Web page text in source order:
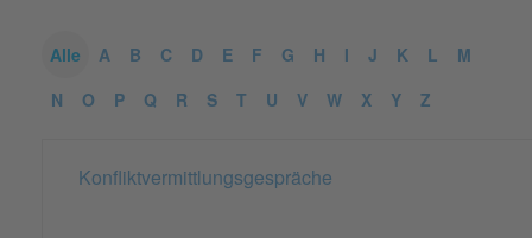
Alle A B C D E F G H I J K L
M
N
O P Q R S T U V W X Y Z
Konfliktvermittlungsgespräche